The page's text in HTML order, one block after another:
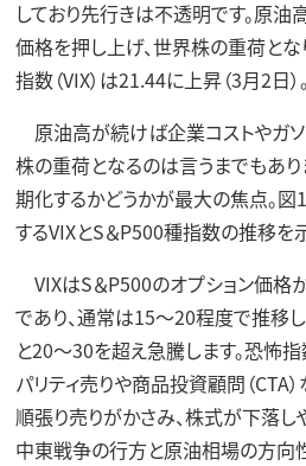
しており先行きは不透明です。原油
価格を押し上げ、世界株の重荷と
指数（VIX）は21.44に上昇（3月2日）。
原油高が続けば企業コストやガ
株の重荷となるのは言うまでもあり
期化するかどうかが最大の焦点。
するVIXとS＆P500種指数の推移を
VIXはS＆P500のオプション価格
であり、通常は15〜20程度で推移
と20～30を超え急騰します。恐怖
パリティ売りや商品投資顧問（CTA
順張り売りがかさみ、株式が下落し
中東戦争の行方と原油相場の方向